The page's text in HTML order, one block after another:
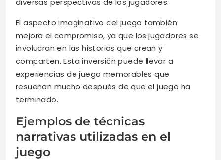
diversas perspectivas de los jugadores.
El aspecto imaginativo del juego también
mejora el compromiso, ya que los jugadores se
involucran en las historias que crean y
comparten. Esta inversión puede llevar a
experiencias de juego memorables que
resuenan mucho después de que el juego ha
terminado.
Ejemplos de técnicas
narrativas utilizadas en el
juego